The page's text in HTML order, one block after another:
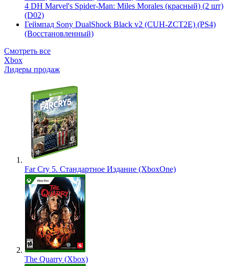
4 DH Marvel's Spider-Man: Miles Morales (красный) (2 шт)
(D02)
Геймпад Sony DualShock Black v2 (CUH-ZCT2E) (PS4)
(Восстановленный)
Смотреть все
Xbox
Лидеры продаж
Far Cry 5. Стандартное Издание (XboxOne)
The Quarry (Xbox)